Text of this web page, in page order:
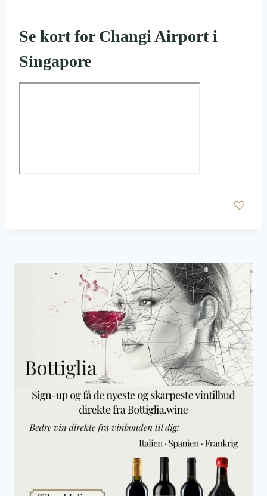
Se kort for Changi Airport i
Singapore